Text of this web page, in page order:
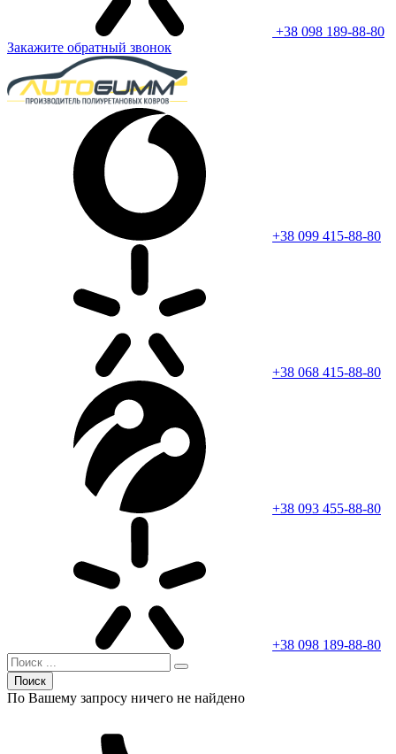
+38 098 189-88-80
Закажите обратный звонок
+38 099 415-88-80
+38 068 415-88-80
+38 093 455-88-80
+38 098 189-88-80
Поиск
По Вашему запросу ничего не найдено